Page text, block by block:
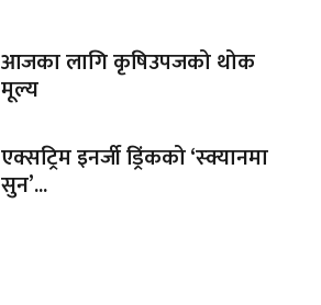
आजका लागि कृषिउपजको थोक
मूल्य
एक्सट्रिम इनर्जी ड्रिंकको ‘स्क्यानमा
सुन’...